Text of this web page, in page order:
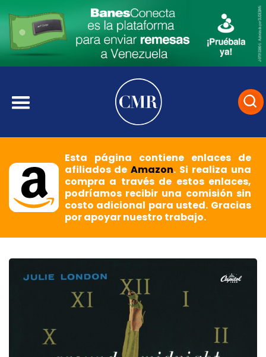
Esta página contiene enlaces de
afiliados deAmazon. Si realiza una
compra a través de estos enlaces,
podríamos recibir una comisión sin
costo adicional para usted. Gracias
por apoyar nuestro trabajo.